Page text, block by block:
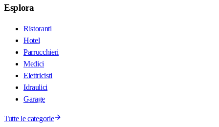
Esplora
Ristoranti
Hotel
Parrucchieri
Medici
Elettricisti
Idraulici
Garage
Tutte le categorie